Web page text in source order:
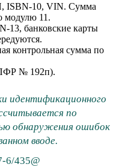
10, VIN. Сумма
модулю 11.
13, банковские карты
контрольная сумма по
№ 192п).
идентификационного
по
обнаружения ошибок
вводе.
6/435@